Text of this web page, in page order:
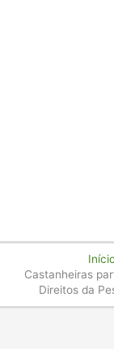
Castanheiras
Direitos da